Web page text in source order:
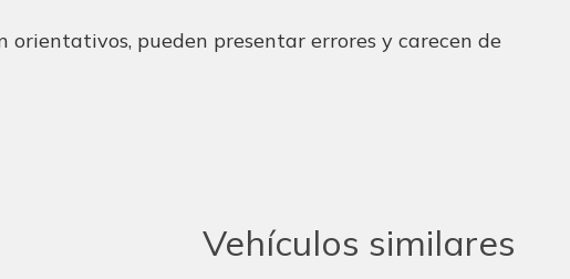
orientativos, pueden presentar errores y carecen de
Vehículos similares